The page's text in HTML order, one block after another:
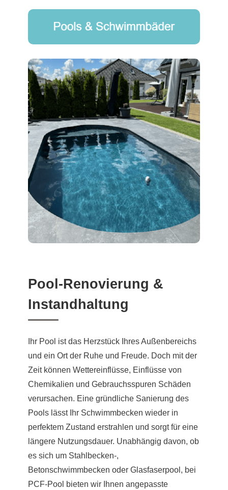
Pool-Renovierung &
Instandhaltung
Ihr Pool ist das Herzstück Ihres Außenbereichs
und ein Ort der Ruhe und Freude. Doch mit der
Zeit können Wettereinflüsse, Einflüsse von
Chemikalien und Gebrauchsspuren Schäden
verursachen. Eine gründliche Sanierung des
Pools lässt Ihr Schwimmbecken wieder in
perfektem Zustand erstrahlen und sorgt für eine
längere Nutzungsdauer. Unabhängig davon, ob
es sich um Stahlbecken-,
Betonschwimmbecken oder Glasfaserpool, bei
PCF-Pool bieten wir Ihnen angepasste